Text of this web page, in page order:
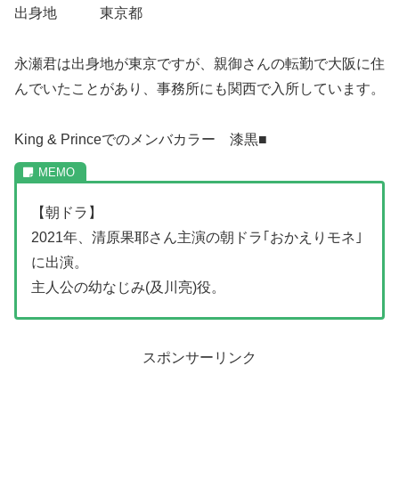
出身地 東京都
永瀬君は出身地が東京ですが、親御さんの転勤で大阪に住
んでいたことがあり、事務所にも関西で入所しています。
King & Princeでのメンバカラー 漆黒■
【朝ドラ】
2021年、清原果耶さん主演の朝ドラ｢おかえりモネ｣
に出演。
主人公の幼なじみ(及川亮)役。
スポンサーリンク